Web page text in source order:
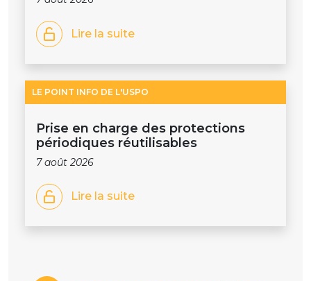
Lire la suite
LE POINT INFO DE L'USPO
Prise en charge des protections
périodiques réutilisables
7 août 2026
Lire la suite